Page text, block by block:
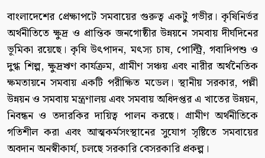
বাংলাদেশের প্রেক্ষাপটে সমবায়ের গুরুত্ব একটু গভীর। কৃষিনির্ভর
অর্থনীতিতে ক্ষুদ্র ও প্রান্তিক জনগোষ্ঠীর উন্নয়নে সমবায় দীর্ঘদিনের
ভূমিকা রয়েছে। কৃষি উৎপাদন, মৎস্য চাষ, পোল্ট্রি, গবাদিপশু ও
দুগ্ধ শিল্প, ক্ষুদ্রঋণ কার্যক্রম, গ্রামীণ সঞ্চয় এবং নারীর অর্থনৈতিক
ক্ষমতায়নে সমবায় একটি পরীক্ষিত মডেল। স্থানীয় সরকার, পল্লী
উন্নয়ন ও সমবায় মন্ত্রণালয় এবং সমবায় অধিদপ্তর এ খাতের উন্নয়ন,
নিবন্ধন ও তদারকির দায়িত্ব পালন করছে। গ্রামীণ অর্থনীতিকে
গতিশীল করা এবং আত্মকর্মসংস্থানের সুযোগ সৃষ্টিতে সমবায়ের
অবদান অনস্বীকার্য, চলছে সরকারি বেসরকারি প্রকল্প।